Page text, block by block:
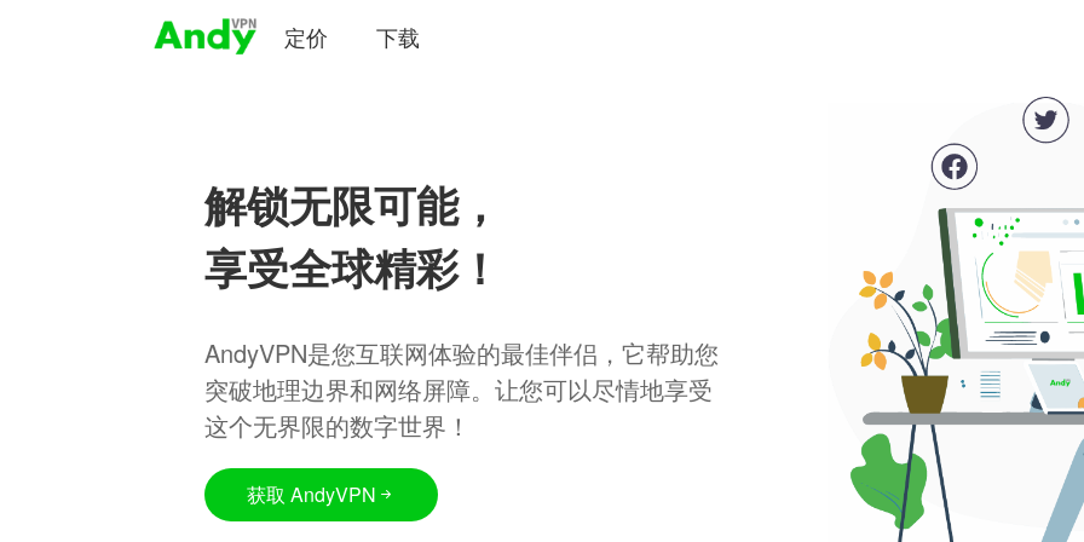
定价 下载
解锁无限可能，
享受全球精彩！
AndyVPN是您互联网体验的最佳伴侣，它帮助您
突破地理边界和网络屏障。让您可以尽情地享受
这个无界限的数字世界！
获取 AndyVPN